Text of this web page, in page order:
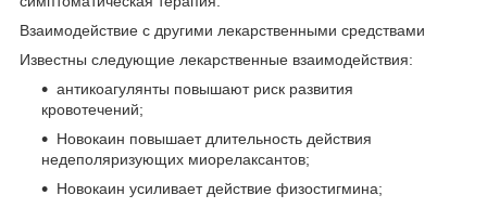
Взаимодействие с другими лекарственными средствами
Известны следующие лекарственные взаимодействия:
антикоагулянты повышают риск развития
кровотечений;
Новокаин повышает длительность действия
недеполяризующих миорелаксантов;
Новокаин усиливает действие физостигмина;